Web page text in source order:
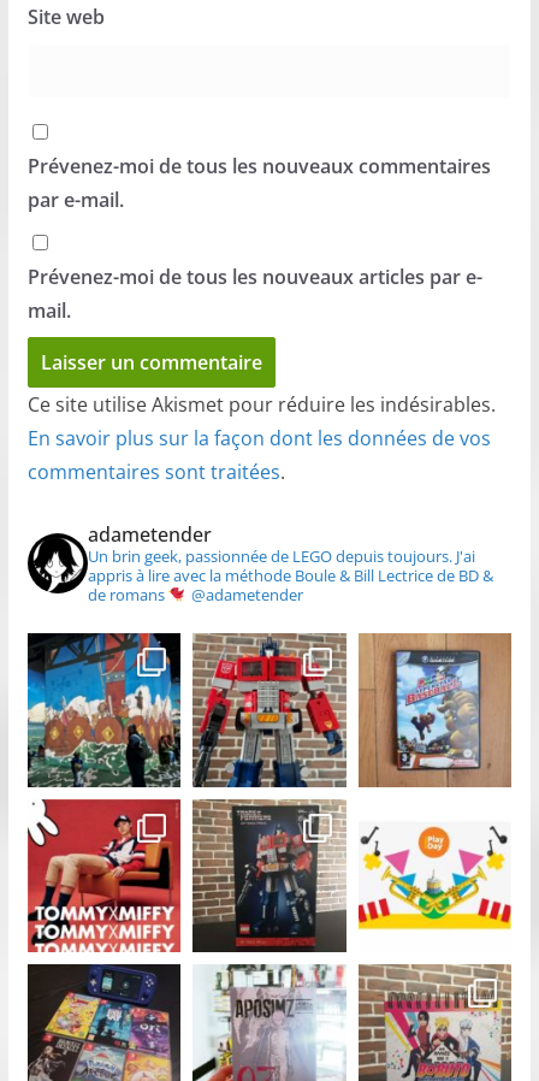
Site web
Prévenez-moi de tous les nouveaux commentaires
par e-mail.
Prévenez-moi de tous les nouveaux articles par e-
mail.
Ce site utilise Akismet pour réduire les indésirables.
En savoir plus sur la façon dont les données de vos
commentaires sont traitées.
adametender
Un brin geek, passionnée de LEGO depuis toujours.J'ai
appris à lire avec la méthode Boule & Bill Lectrice de BD &
de romans
@adametender